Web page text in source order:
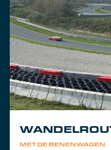
MET DE BENENWAGEN